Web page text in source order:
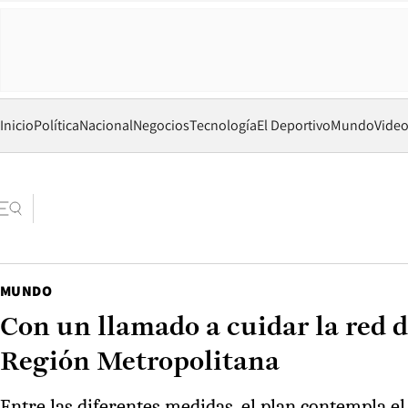
InicioPolíticaNacionalNegociosTecnologíaEl DeportivoMundo
MUNDO
Con un llamado a cuidar la red
Región Metropolitana